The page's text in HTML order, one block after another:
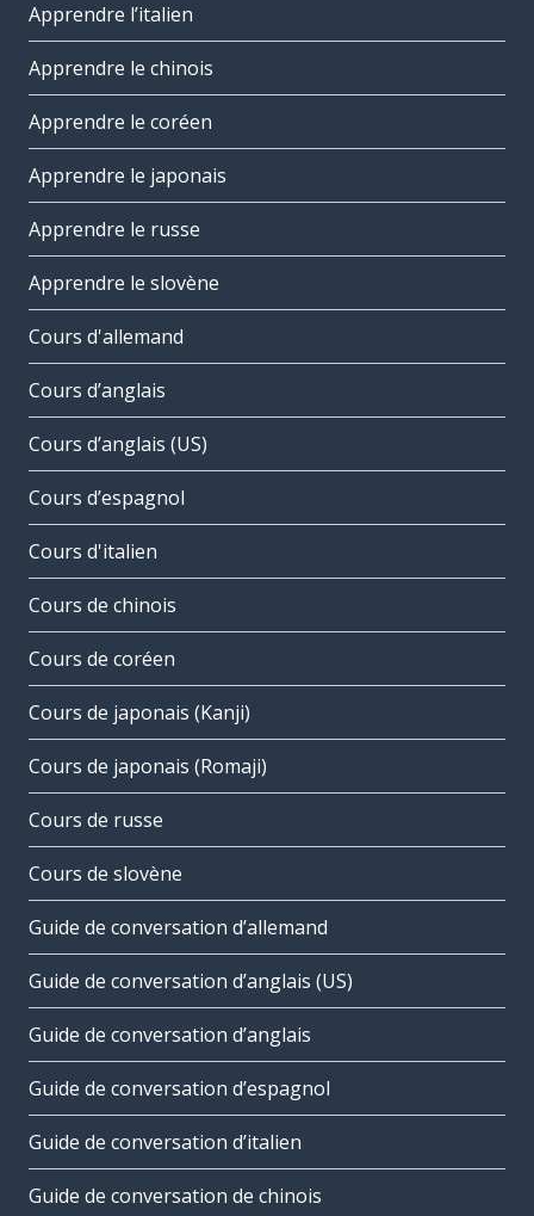
Apprendre l’italien
Apprendre le chinois
Apprendre le coréen
Apprendre le japonais
Apprendre le russe
Apprendre le slovène
Cours d'allemand
Cours d’anglais
Cours d’anglais (US)
Cours d’espagnol
Cours d'italien
Cours de chinois
Cours de coréen
Cours de japonais (Kanji)
Cours de japonais (Romaji)
Cours de russe
Cours de slovène
Guide de conversation d’allemand
Guide de conversation d’anglais (US)
Guide de conversation d’anglais
Guide de conversation d’espagnol
Guide de conversation d’italien
Guide de conversation de chinois